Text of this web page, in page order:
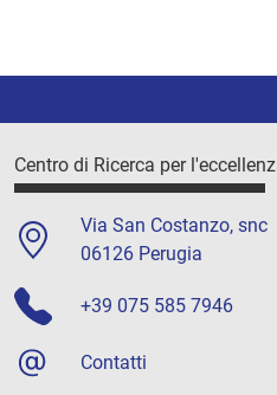
Centro di Ricerca per
Via San Costanzo, snc
06126 Perugia
+39 075 585 7946
Contatti